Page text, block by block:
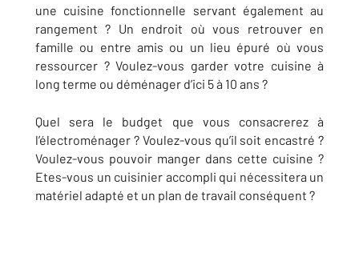
une cuisine fonctionnelle servant également au
rangement ? Un endroit où vous retrouver en
famille ou entre amis ou un lieu épuré où vous
ressourcer ? Voulez-vous garder votre cuisine à
long terme ou déménager d’ici 5 à 10 ans ?
Quel sera le budget que vous consacrerez à
l’électroménager ? Voulez-vous qu’il soit encastré ?
Voulez-vous pouvoir manger dans cette cuisine ?
Etes-vous un cuisinier accompli qui nécessitera un
matériel adapté et un plan de travail conséquent ?